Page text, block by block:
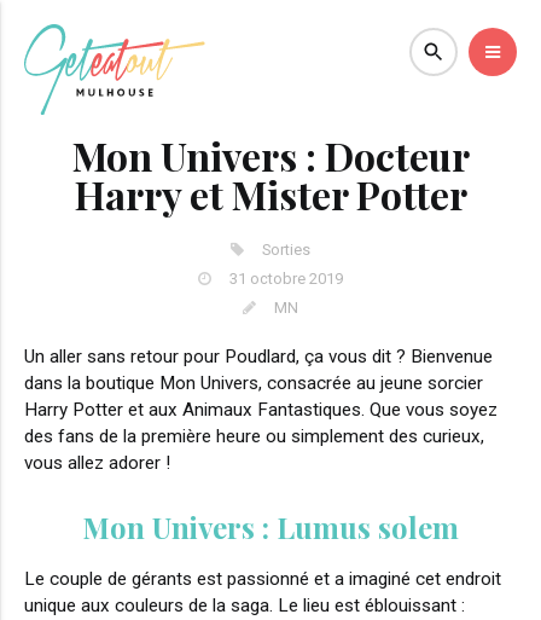
Mon Univers : Docteur
Harry et Mister Potter
Sorties
31 octobre 2019
MN
Un aller sans retour pour Poudlard, ça vous dit ? Bienvenue
dans la boutique Mon Univers, consacrée au jeune sorcier
Harry Potter et aux Animaux Fantastiques. Que vous soyez
des fans de la première heure ou simplement des curieux,
vous allez adorer !
Mon Univers : Lumus solem
Le couple de gérants est passionné et a imaginé cet endroit
unique aux couleurs de la saga. Le lieu est éblouissant :